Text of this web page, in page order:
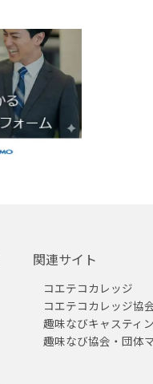
関連サイト
コエテコカレッジ
コエテコカレッジ協
趣味なびキャスティ
趣味なび協会・団体